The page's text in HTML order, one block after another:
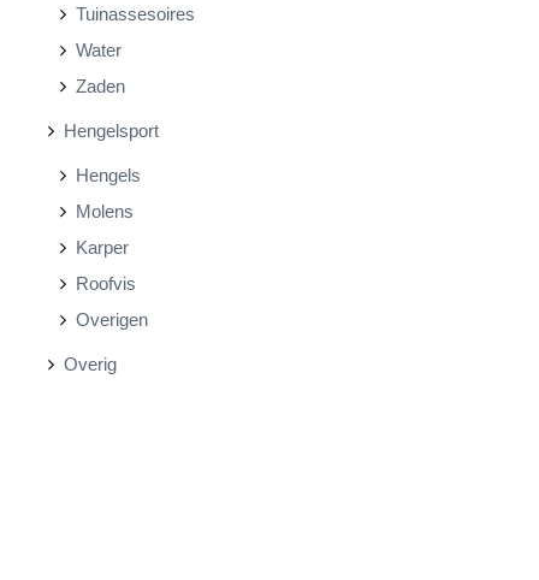
Tuinassesoires
Water
Zaden
Hengelsport
Hengels
Molens
Karper
Roofvis
Overigen
Overig